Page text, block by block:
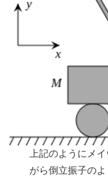
上記のようにメ
がら倒立振子のよ